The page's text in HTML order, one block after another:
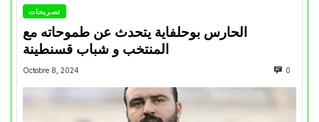
تصريحات
الحارس بوحلفاية يتحدث عن طموحاته مع
المنتخب و شباب قسنطينة
Octobre 8, 2024 0